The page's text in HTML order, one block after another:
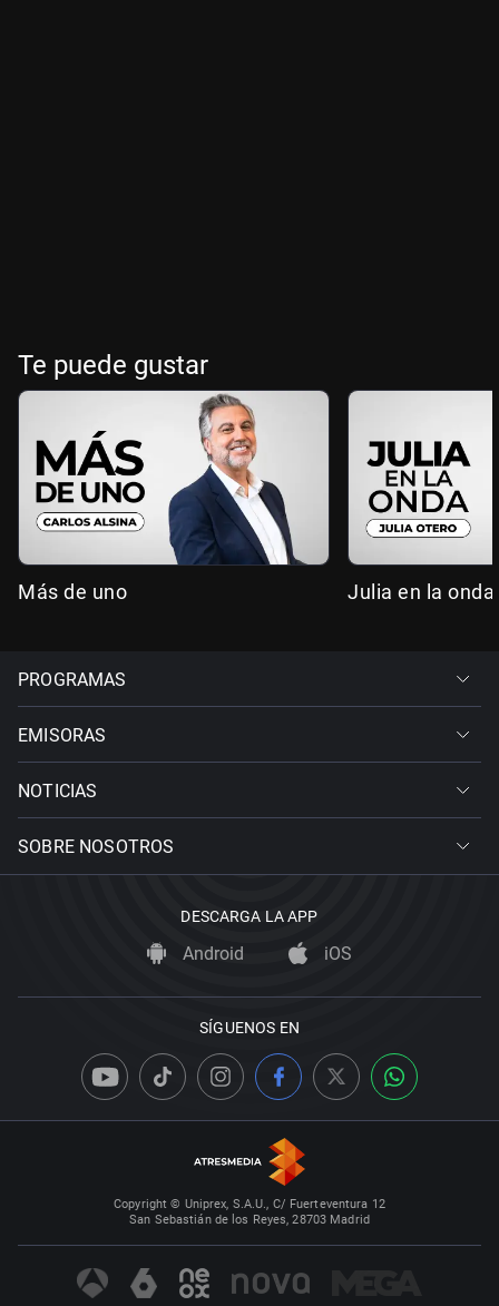
Te puede gustar
Más de uno Julia en la onda
PROGRAMAS
EMISORAS
NOTICIAS
SOBRE NOSOTROS
DESCARGA LA APP
Android iOS
SÍGUENOS EN
Copyright © Uniprex, S.A.U., C/ Fuerteventura 12
San Sebastián de los Reyes, 28703 Madrid